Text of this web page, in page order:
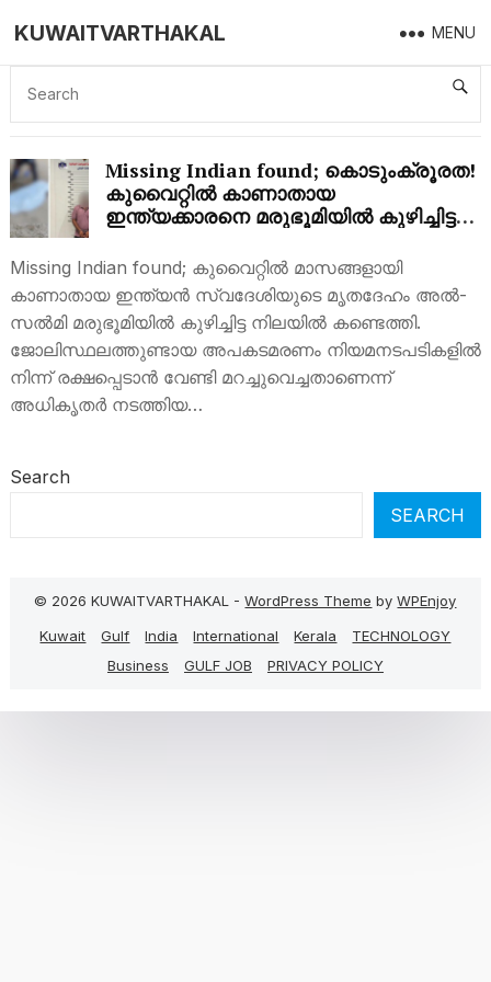
KUWAITVARTHAKAL MENU
MISSING INDIAN FOUND BURIED IN
KUWAIT’S AL-SALMI DESERT
Missing Indian found; കൊടുംക്രൂരത!
കുവൈറ്റിൽ കാണാതായ
ഇന്ത്യക്കാരനെ മരുഭൂമിയിൽ കുഴിച്ചിട്ട
Missing Indian found; കുവൈറ്റിൽ മാസങ്ങളായി
കാണാതായ ഇന്ത്യൻ സ്വദേശിയുടെ മൃതദേഹം അൽ-
സൽമി മരുഭൂമിയിൽ കുഴിച്ചിട്ട നിലയിൽ കണ്ടെത്തി.
ജോലിസ്ഥലത്തുണ്ടായ അപകടമരണം നിയമനടപടികളിൽ
നിന്ന് രക്ഷപ്പെടാൻ വേണ്ടി മറച്ചുവെച്ചതാണെന്ന്
അധികൃതർ നടത്തിയ…
Search
SEARCH
© 2026 KUWAITVARTHAKAL -WordPress Theme byWPEnjoy
Kuwait
Gulf India International Kerala
TECHNOLOGY
Business
GULF JOB PRIVACY POLICY